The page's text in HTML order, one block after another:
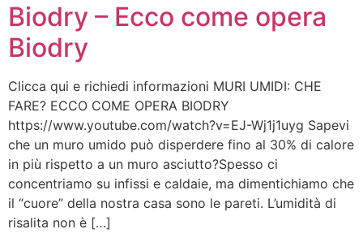
Biodry – Ecco come opera
Biodry
Clicca qui e richiedi informazioni MURI UMIDI: CHE
FARE? ECCO COME OPERA BIODRY
https://www.youtube.com/watch?v=EJ-Wj1j1uyg Sapevi
che un muro umido può disperdere fino al 30% di calore
in più rispetto a un muro asciutto?Spesso ci
concentriamo su infissi e caldaie, ma dimentichiamo che
il “cuore” della nostra casa sono le pareti. L’umidità di
risalita non è […]